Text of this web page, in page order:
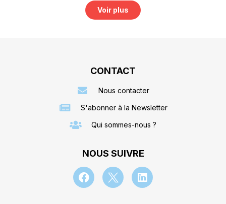
Voir plus
CONTACT
Nous contacter
S'abonner à la Newsletter
Qui sommes-nous ?
NOUS SUIVRE